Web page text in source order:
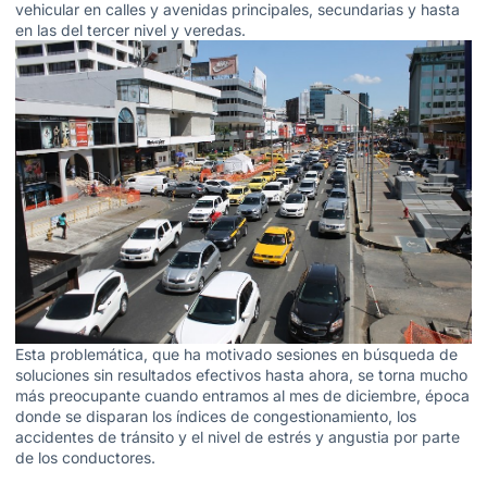
vehicular en calles y avenidas principales, secundarias y hasta
en las del tercer nivel y veredas.
Esta problemática, que ha motivado sesiones en búsqueda de
soluciones sin resultados efectivos hasta ahora, se torna mucho
más preocupante cuando entramos al mes de diciembre, época
donde se disparan los índices de congestionamiento, los
accidentes de tránsito y el nivel de estrés y angustia por parte
de los conductores.